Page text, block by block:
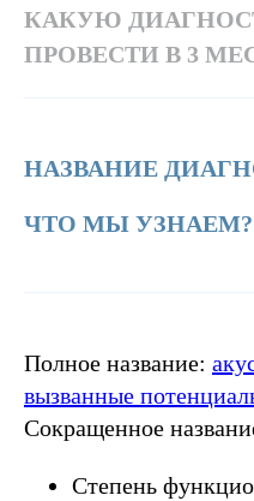
КАКУЮ
ПРОВЕСТИ В 3
НАЗВАНИЕ
ЧТО МЫ УЗНАЕМ?
Полное название:
вызванные
Сокращенное
Степень